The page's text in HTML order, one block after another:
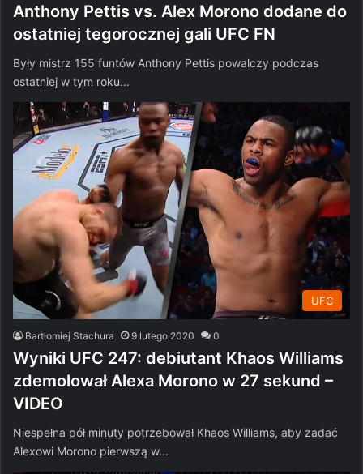
Anthony Pettis vs. Alex Morono dodane do
ostatniej tegorocznej gali UFC FN
Były mistrz 155 funtów Anthony Pettis powalczy podczas
ostatniej w tym roku…
UFC
Bartłomiej Stachura 9 lutego 2020 0
Wyniki UFC 247: debiutant Khaos Williams
zdemolował Alexa Morono w 27 sekund –
VIDEO
Niespełna pół minuty potrzebował Khaos Williams, aby zadać
Alexowi Morono pierwszą w…